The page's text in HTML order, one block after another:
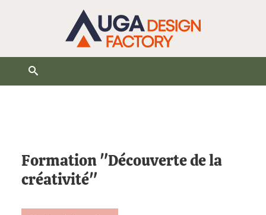
Formation "Découverte de la
créativité"